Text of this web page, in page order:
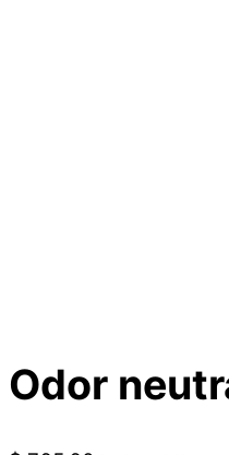
Odor